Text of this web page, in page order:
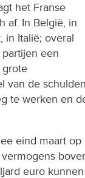
het Franse
af. In België, in
in Italië; overal
een
grote
van de
te werken en
eind maart
euro